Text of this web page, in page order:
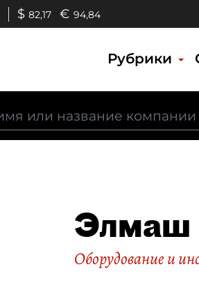
$ 82,17 € 94,84
Рубрики
Элмаш
Оборудование и